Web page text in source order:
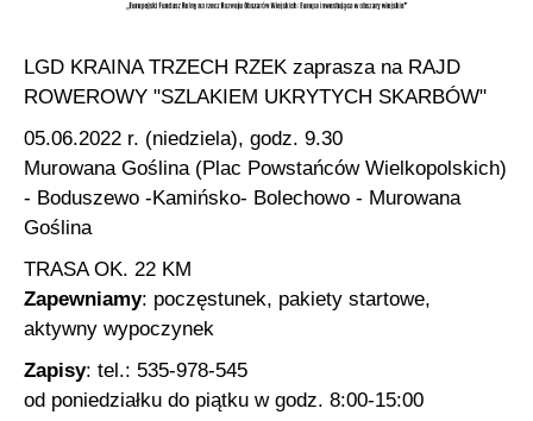
LGD KRAINA TRZECH RZEK zaprasza na RAJD
ROWEROWY "SZLAKIEM UKRYTYCH SKARBÓW"
05.06.2022 r. (niedziela), godz. 9.30
Murowana Goślina (Plac Powstańców Wielkopolskich)
- Boduszewo -Kamińsko- Bolechowo - Murowana
Goślina
TRASA OK. 22 KM
Zapewniamy: poczęstunek, pakiety startowe,
aktywny wypoczynek
Zapisy: tel.: 535-978-545
od poniedziałku do piątku w godz. 8:00-15:00